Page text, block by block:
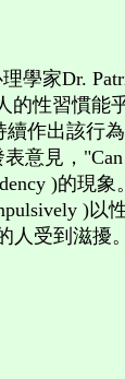
Dr.
性習慣
作出該行
見，"Can
)的現
)
受到滋擾。